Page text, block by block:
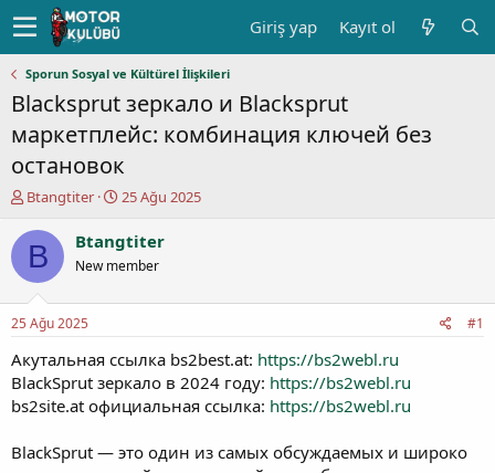
Giriş yap Kayıt ol
Sporun Sosyal ve Kültürel İlişkileri
Blacksprut зеркало и Blacksprut
маркетплейс: комбинация ключей без
остановок
K
n
u
y
b
a
ş
a
t
n
Btangtiter
B
ş
l
a
ç
a
r
h
25 Ağu 2025
B Btangtiter
New member
25 Ağu 2025 #1
Акутальная ссылка bs2best.at: https://bs2webl.ru
BlackSprut зеркало в 2024 году: https://bs2webl.ru
bs2site.at официальная ссылка: https://bs2webl.ru
BlackSprut — это один из самых обсуждаемых и широко